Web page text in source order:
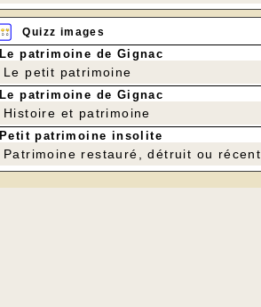
Quizz images
Le patrimoine de Gignac
Le petit patrimoine
Le patrimoine de Gignac
Histoire et patrimoine
Petit patrimoine insolite
Patrimoine restauré, détruit ou récent